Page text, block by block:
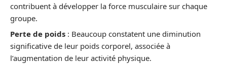
contribuent à développer la force musculaire sur chaque
groupe.
Perte de poids : Beaucoup constatent une diminution
significative de leur poids corporel, associée à
l’augmentation de leur activité physique.